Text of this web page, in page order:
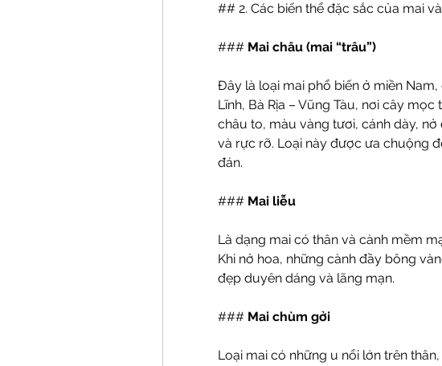
## 2. Các biến thể đặc sắc của mai
### Mai châu (mai “trâu”)
Đây là loại mai phổ biến ở miền
Lĩnh, Bà Rịa – Vũng Tàu, nơi cây
châu to, màu vàng tươi, cánh dày,
và rực rỡ. Loại này được ưa chuộng
đán.
### Mai liễu
Là dạng mai có thân và cành mềm
Khi nở hoa, những cành đầy bông
đẹp duyên dáng và lãng mạn.
### Mai chùm gởi
Loại mai có những u nổi lớn trên